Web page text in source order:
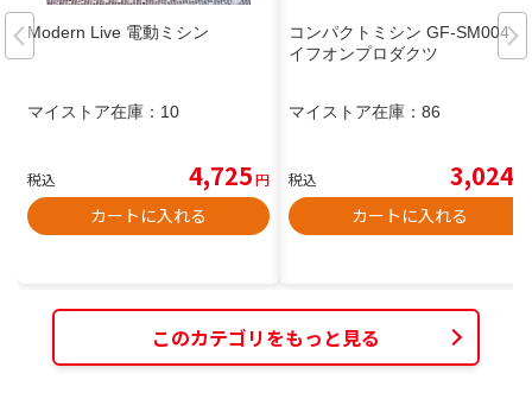
Modern Live 電動ミシン
マイストア在庫： 10
税込 4,725円
カートに入れる
コンパクトミシン GF-SM004 ラ
イフオンプロダクツ
マイストア在庫： 86
税込 3,024
カートに入れる
このカテゴリをもっと見る